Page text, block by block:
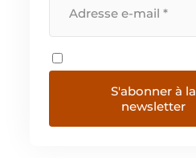
S'abonner à la
newsletter